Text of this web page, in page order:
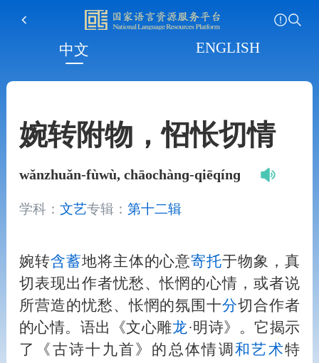
中文 ENGLISH
婉转附物，怊怅切情
wǎnzhuǎn-fùwù, chāochànɡ-qiēqínɡ
学科： 文艺专辑： 第十二辑
婉转含蓄地将主体的心意寄托于物象，真
切表现出作者忧愁、怅惘的心情，或者说
所营造的忧愁、怅惘的氛围十分切合作者
的心情。语出《文心雕龙·明诗》。它揭示
了《古诗十九首》的总体情调和艺术特